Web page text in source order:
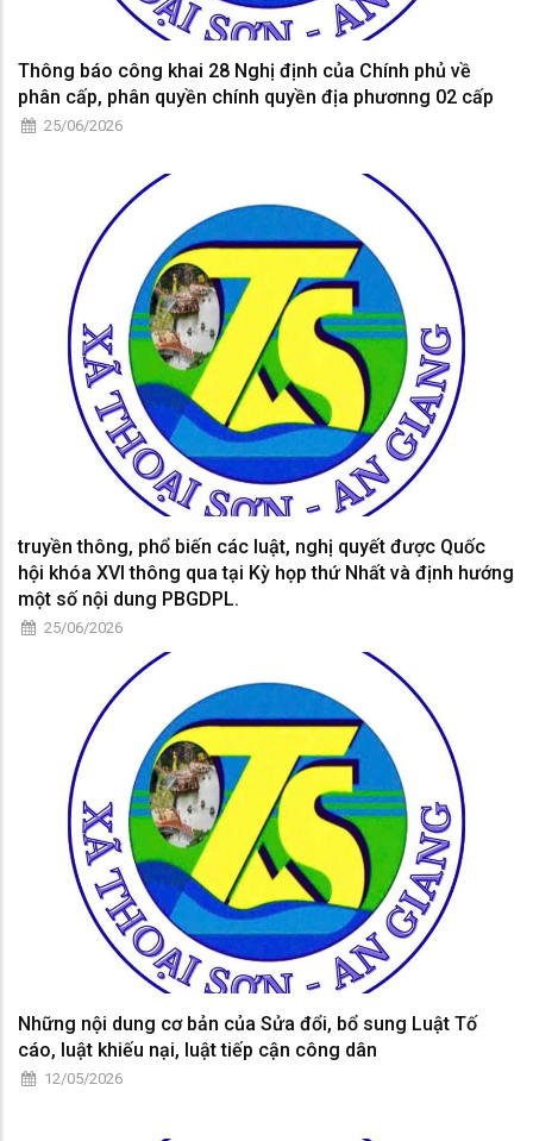
Thông báo công khai 28 Nghị định của Chính phủ về
phân cấp, phân quyền chính quyền địa phươnng 02 cấp
25/06/2026
truyền thông, phổ biến các luật, nghị quyết được Quốc
hội khóa XVI thông qua tại Kỳ họp thứ Nhất và định hướng
một số nội dung PBGDPL.
25/06/2026
Những nội dung cơ bản của Sửa đổi, bổ sung Luật Tố
cáo, luật khiếu nại, luật tiếp cận công dân
12/05/2026